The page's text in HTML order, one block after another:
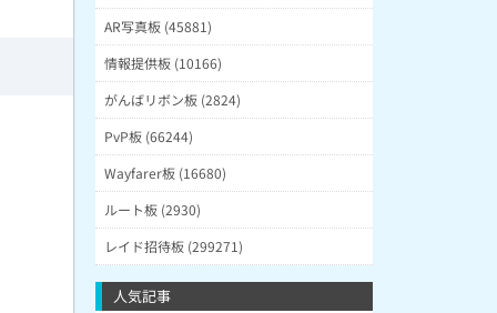
AR写真板 (45881)
情報提供板 (10166)
がんばリボン板 (2824)
PvP板 (66244)
Wayfarer板 (16680)
ルート板 (2930)
レイド招待板 (299271)
人気記事